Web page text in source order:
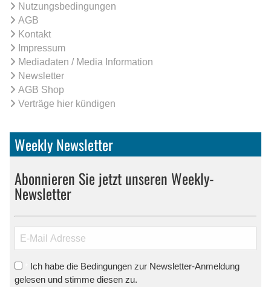
Nutzungsbedingungen
AGB
Kontakt
Impressum
Mediadaten / Media Information
Newsletter
AGB Shop
Verträge hier kündigen
Weekly Newsletter
Abonnieren Sie jetzt unseren Weekly-
Newsletter
Ich habe die Bedingungen zur Newsletter-Anmeldung
gelesen und stimme diesen zu.